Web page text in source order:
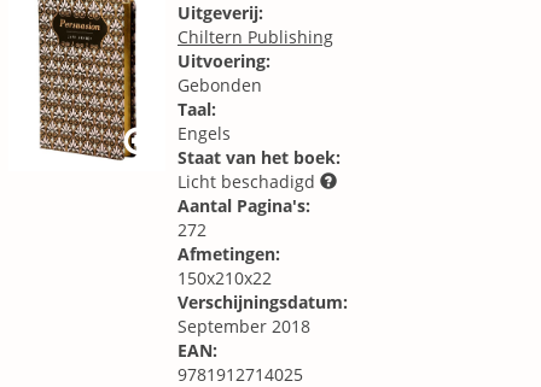
Uitgeverij:
Chiltern Publishing
Uitvoering:
Gebonden
Taal:
Engels
Staat van het boek:
Licht beschadigd
Aantal Pagina's:
272
Afmetingen:
150x210x22
Verschijningsdatum:
September 2018
EAN:
9781912714025